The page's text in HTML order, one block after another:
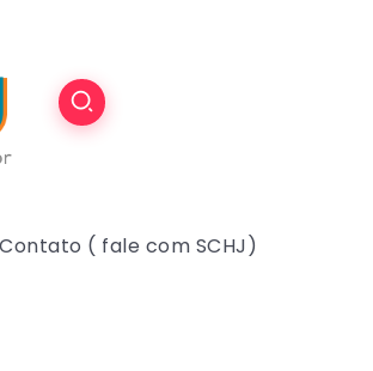
Contato ( fale com SCHJ)